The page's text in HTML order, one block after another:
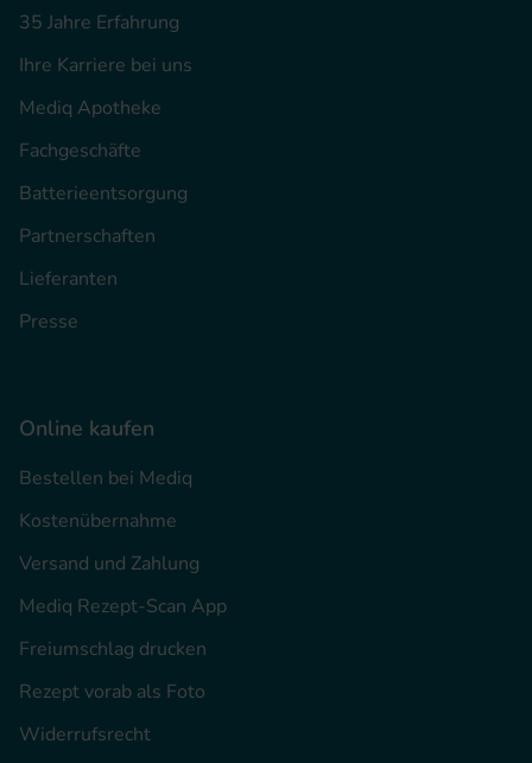
35 Jahre Erfahrung
Ihre Karriere bei uns
Mediq Apotheke
Fachgeschäfte
Batterieentsorgung
Partnerschaften
Lieferanten
Presse
Online kaufen
Bestellen bei Mediq
Kostenübernahme
Versand und Zahlung
Mediq Rezept-Scan App
Freiumschlag drucken
Rezept vorab als Foto
Widerrufsrecht